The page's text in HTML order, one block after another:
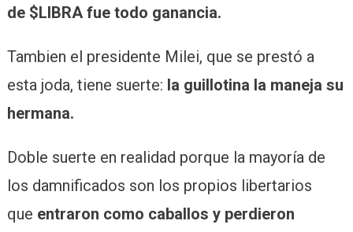
de $LIBRA fue todo ganancia.
Tambien el presidente Milei, que se prestó a
esta joda, tiene suerte: la guillotina la maneja su
hermana.
Doble suerte en realidad porque la mayoría de
los damnificados son los propios libertarios
que entraron como caballos y perdieron